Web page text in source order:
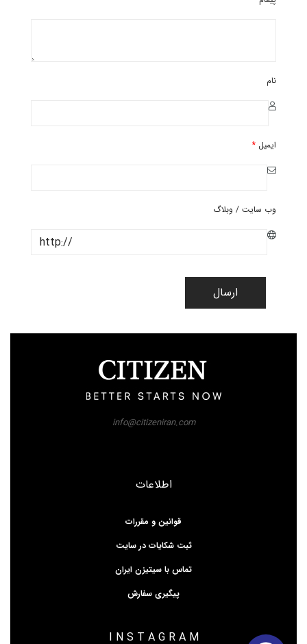
نام
ایمیل *
وب سایت / وبلاگ
ارسال
info@citizeniran.com
اطلاعات
قوانین و مقررات
ثبت شکایات در سایت
تماس با سیتیزن ایران
پیگیری سفارش
I N S T A G R A M